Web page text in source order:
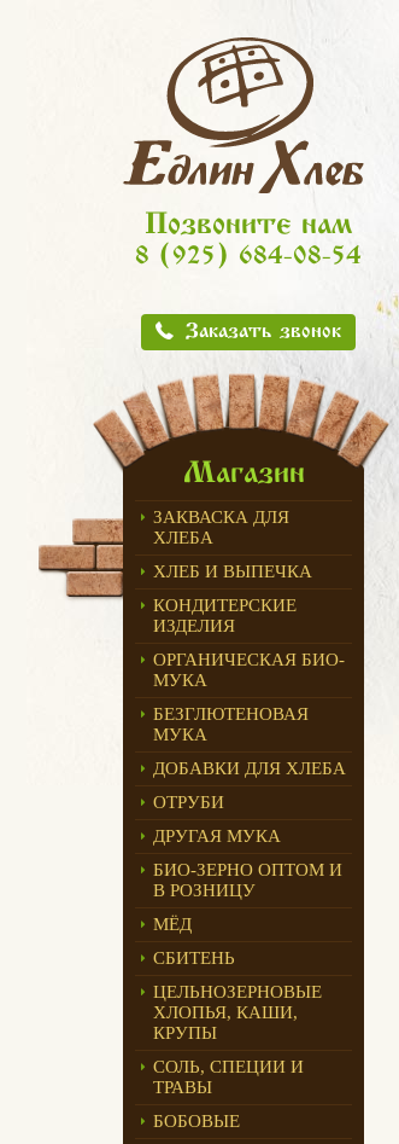
Едлин Хлеб
Позвоните нам
8 (925) 684-08-54
Заказать звонок
Магазин
ЗАКВАСКА ДЛЯ
ХЛЕБА
ХЛЕБ И ВЫПЕЧКА
КОНДИТЕРСКИЕ
ИЗДЕЛИЯ
ОРГАНИЧЕСКАЯ БИО-
МУКА
БЕЗГЛЮТЕНОВАЯ
МУКА
ДОБАВКИ ДЛЯ ХЛЕБА
ОТРУБИ
ДРУГАЯ МУКА
БИО-ЗЕРНО ОПТОМ И
В РОЗНИЦУ
МЁД
СБИТЕНЬ
ЦЕЛЬНОЗЕРНОВЫЕ
ХЛОПЬЯ, КАШИ,
КРУПЫ
СОЛЬ, СПЕЦИИ И
ТРАВЫ
БОБОВЫЕ